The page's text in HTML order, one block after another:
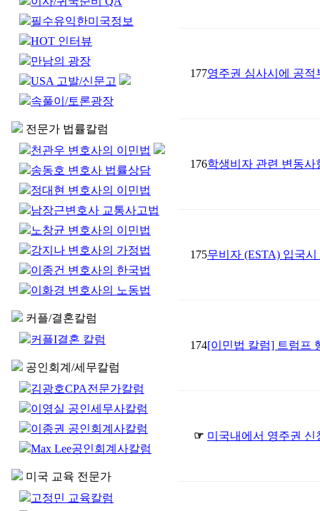
필수유익한미국정보
HOT 인터뷰
만남의 광장
USA 고발/신문고
속풀이/토론광장
전문가 법률칼럼
천관우 변호사의 이민법
송동호 변호사 법률상담
정대현 변호사의 이민법
남장근변호사 교통사고법
노창균 변호사의 이민법
강지나 변호사의 가정법
이종건 변호사의 한국법
이화경 변호사의 노동법
커플/결혼칼럼
커플I결혼 칼럼
공인회계/세무칼럼
김광호CPA전문가칼럼
이영실 공인세무사칼럼
이종권 공인회계사칼럼
Max Lee공인회계사칼럼
미국 교육 전문가
고정민 교육칼럼
177영주권 심사시에 공적
176학생비자 관련 변동사
175무비자 (ESTA) 입국
174[이민법 칼럼] 트럼프
☞ 미국내에서 영주권 신